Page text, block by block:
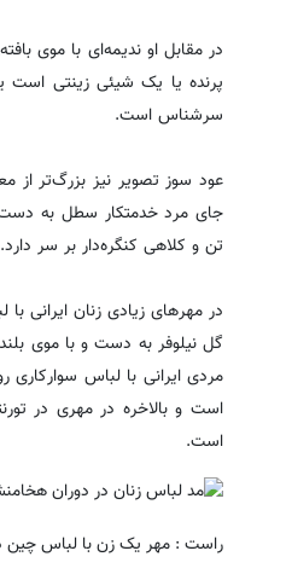
در مقابل او ندیمه‌ای با موی
پرنده یا یک شیئی زینتی است
سرشناس است.
عود سوز تصویر نیز بزرگ‌تر
جای مرد خدمتکار سطل به
تن و کلاهی کنگره‌دار بر سر دارد.
در مهرهای زیادی زنان ایرانی
گل نیلوفر به دست و با موی
مردی ایرانی با لباس
است و بالاخره در مهری در
است.
راست : مهر یک زن با لباس چین